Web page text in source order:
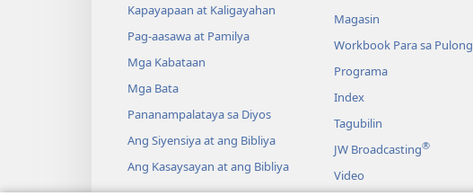
Kapayapaan at Kaligayahan
Pag-aasawa at Pamilya
Mga Kabataan
Mga Bata
Pananampalataya sa Diyos
Ang Siyensiya at ang Bibliya
Ang Kasaysayan at ang Bibliya
Magasin
Workbook Para sa Pulong
Programa
Index
Tagubilin
JW Broadcasting®
Video